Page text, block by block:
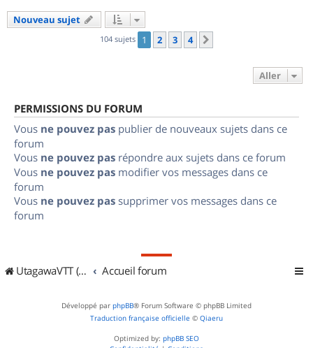
Nouveau sujet
104 sujets 1 2 3 4
Aller
PERMISSIONS DU FORUM
Vous ne pouvez pas publier de nouveaux sujets dans ce
forum
Vous ne pouvez pas répondre aux sujets dans ce forum
Vous ne pouvez pas modifier vos messages dans ce
forum
Vous ne pouvez pas supprimer vos messages dans ce
forum
UtagawaVTT (Randos VTT et VTTAE avec traces GPS) Accueil forum
Développé par phpBB® Forum Software © phpBB Limited
Traduction française officielle © Qiaeru
Optimized by: phpBB SEO